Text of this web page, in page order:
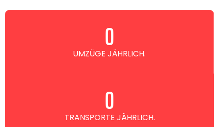
UMZÜGE JÄHRLICH.
0
TRANSPORTE JÄHRLICH.
0